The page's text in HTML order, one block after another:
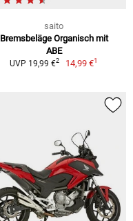
saito
Bremsbeläge Organisch mit
ABE
UVP 19,99 €2 14,99 €1